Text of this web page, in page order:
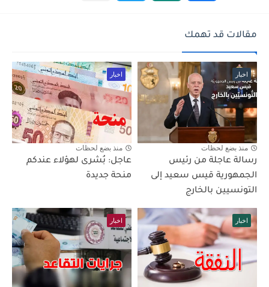
مقالات قد تهمك
اخبار
منذ بضع لحظات
رسالة عاجلة من رئيس
الجمهورية قيس سعيد إلى
التونسيين بالخارج
اخبار
منذ بضع لحظات
عاجل: بُشرى لهؤلاء عندكم
منحة جديدة
اخبار اخبار